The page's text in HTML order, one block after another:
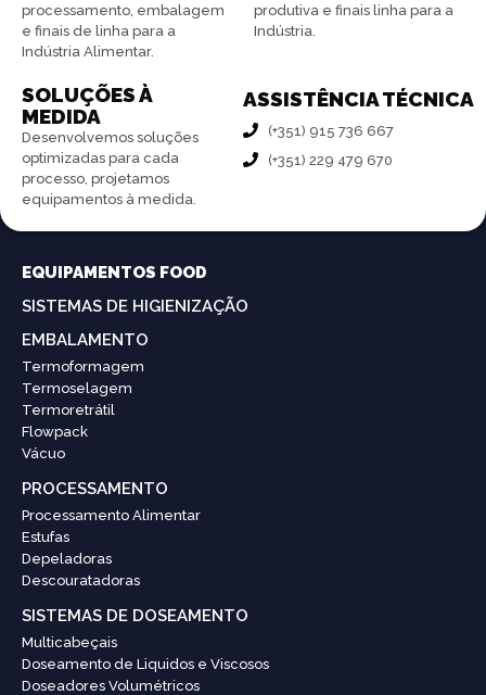
processamento, embalagem
e finais de linha para a
Indústria Alimentar.
produtiva e finais linha para a
Indústria.
SOLUÇÕES À
MEDIDA
Desenvolvemos soluções
optimizadas para cada
processo, projetamos
equipamentos à medida.
ASSISTÊNCIA TÉCNICA
(+351) 915 736 667
(+351) 229 479 670
EQUIPAMENTOS FOOD
SISTEMAS DE HIGIENIZAÇÃO
EMBALAMENTO
Termoformagem
Termoselagem
Termoretrátil
Flowpack
Vácuo
PROCESSAMENTO
Processamento Alimentar
Estufas
Depeladoras
Descouratadoras
SISTEMAS DE DOSEAMENTO
Multicabeçais
Doseamento de Liquidos e Viscosos
Doseadores Volumétricos